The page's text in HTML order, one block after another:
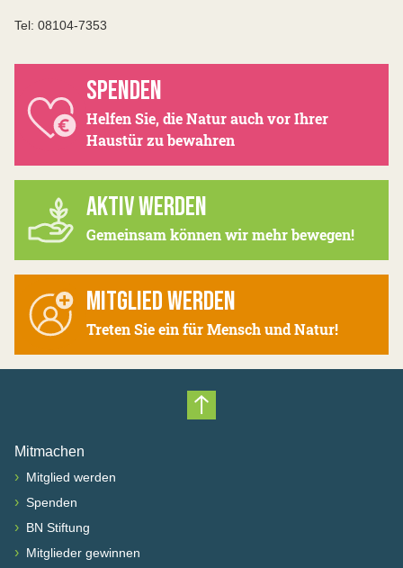
Tel: 08104-7353
SPENDEN
Helfen Sie, die Natur auch vor Ihrer
Haustür zu bewahren
AKTIV WERDEN
Gemeinsam können wir mehr bewegen!
MITGLIED WERDEN
Treten Sie ein für Mensch und Natur!
Nach oben scrollen
Mitmachen
› Mitglied werden
› Spenden
› BN Stiftung
› Mitglieder gewinnen